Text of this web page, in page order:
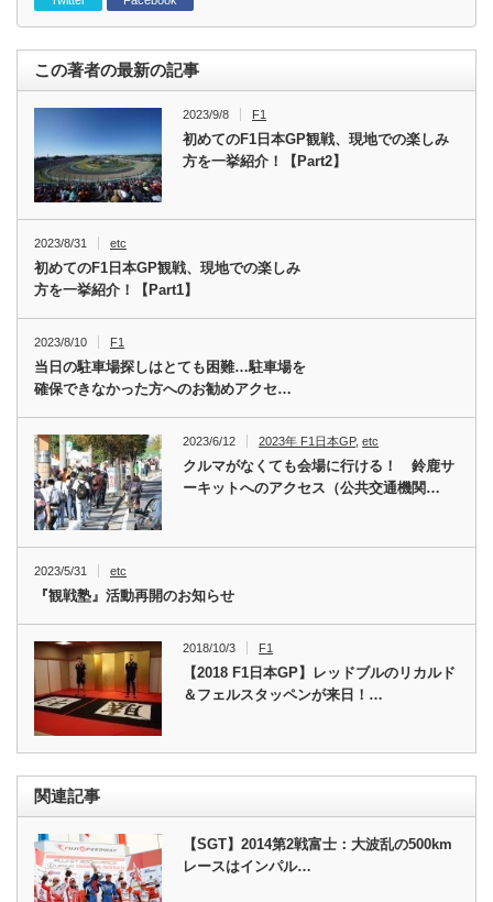
この著者の最新の記事
2023/9/8 F1
初めてのF1日本GP観戦、現地での楽しみ
方を一挙紹介！【Part2】
2023/8/31 etc
初めてのF1日本GP観戦、現地での楽しみ
方を一挙紹介！【Part1】
2023/8/10 F1
当日の駐車場探しはとても困難…駐車場を
確保できなかった方へのお勧めアクセ…
2023/6/12 2023年 F1日本GP,etc
クルマがなくても会場に行ける！ 鈴鹿サ
ーキットへのアクセス（公共交通機関…
2023/5/31 etc
『観戦塾』活動再開のお知らせ
2018/10/3 F1
【2018 F1日本GP】レッドブルのリカルド
＆フェルスタッペンが来日！…
関連記事
【SGT】2014第2戦富士：大波乱の500km
レースはインパル…